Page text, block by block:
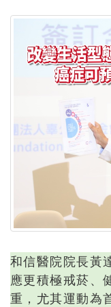
和信醫院院長黃
應更積極戒菸、
重，尤其運動為